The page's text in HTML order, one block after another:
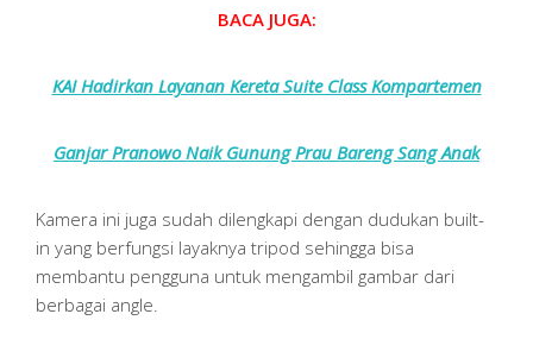
BACA JUGA:
KAI Hadirkan Layanan Kereta Suite Class Kompartemen
Ganjar Pranowo Naik Gunung Prau Bareng Sang Anak
Kamera ini juga sudah dilengkapi dengan dudukan built-
in yang berfungsi layaknya tripod sehingga bisa
membantu pengguna untuk mengambil gambar dari
berbagai angle.